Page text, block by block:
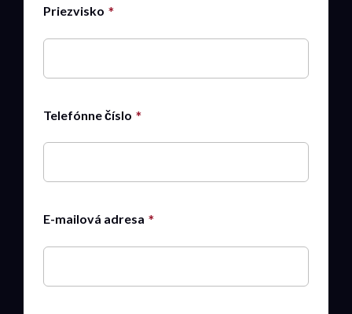
Priezvisko
Telefónne číslo
E-mailová adresa